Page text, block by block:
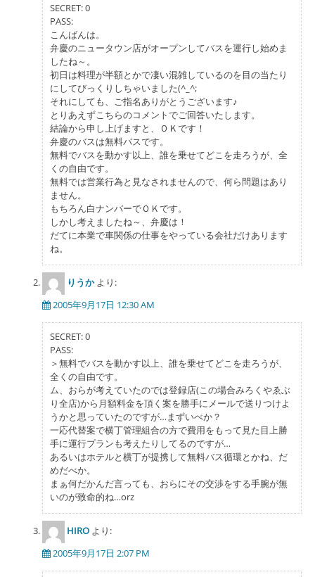
SECRET: 0
PASS:
こんばんは。
弁慶のニュータウン店がオープンしてバスを運行し始めま
したね～。
初日は料理が半額とかで凄い混雑しているのを目の当たり
にしてびっくりしちゃいました(^_^;
それにしても、ご指名ありがとうございます♪
とりあえずこちらのコメントでご回答いたします。
結論から申し上げますと、ＯＫです！
弁慶のバスは無料バスです。
無料でバスを動かす以上、誰を乗せてどこを走ろうが、全
くの自由です。
無料では営業行為と見なされませんので、何ら問題はあり
ません。
もちろん白ナンバーでＯＫです。
しかし考えましたね～、弁慶は！
だてに本業で車関係の仕事をやっている会社だけあります
ね。
りうか より:
2005年9月17日 12:30 AM
SECRET: 0
PASS:
＞無料でバスを動かす以上、誰を乗せてどこを走ろうが、
全くの自由です。
ム、おらが考えていたのでは登録店(この場合みろくやゑぶ
り全店)から月額料金を頂く案を勝手にメールで送りつけよ
うかと思っていたのですが…まずいべか？
一応代替案で横丁管理組合の方で費用をもって見た目上勝
手に運行プランも考えたりしてるのですが…
あるいはホテルと横丁が提携して無料バス循環とかね、だ
めだべか。
まぁ何だかんだ言っても、おらにその交渉をする手腕が無
いのが致命的ね…orz
HIRO より:
2005年9月17日 2:07 PM